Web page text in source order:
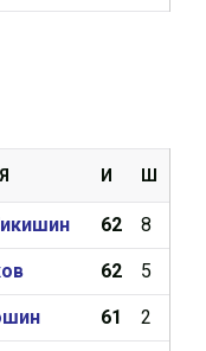
И Ш
62 8
62 5
61 2